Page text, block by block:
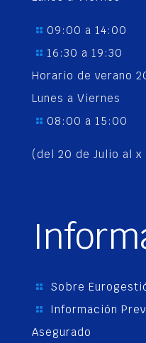
09:00 a 14:00
16:30 a 19:30
Horario de verano
Lunes a Viernes
08:00 a 15:00
(del 20 de Julio al x
Sobre
Información
Asegurado